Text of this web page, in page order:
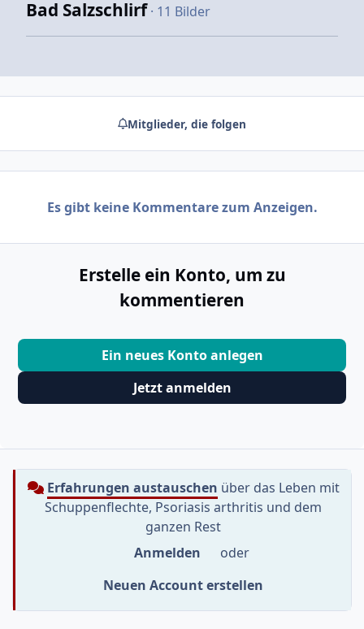
Bad Salzschlirf · 11 Bilder
Mitglieder, die folgen
Es gibt keine Kommentare zum Anzeigen.
Erstelle ein Konto, um zu
kommentieren
Ein neues Konto anlegen
Jetzt anmelden
Erfahrungen austauschen über das Leben mit
Schuppenflechte, Psoriasis arthritis und dem
ganzen Rest
Anmelden
oder
Neuen Account erstellen